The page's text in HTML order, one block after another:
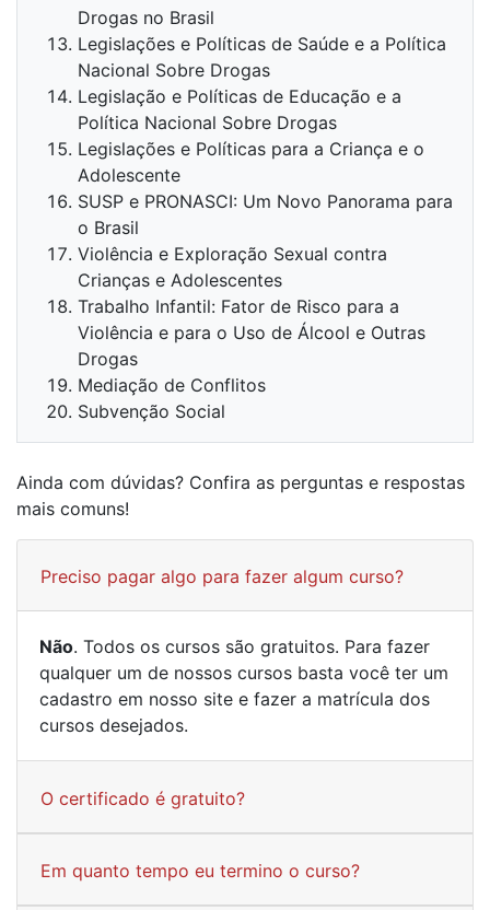
Drogas no Brasil
Legislações e Políticas de Saúde e a Política
Nacional Sobre Drogas
Legislação e Políticas de Educação e a
Política Nacional Sobre Drogas
Legislações e Políticas para a Criança e o
Adolescente
SUSP e PRONASCI: Um Novo Panorama para
o Brasil
Violência e Exploração Sexual contra
Crianças e Adolescentes
Trabalho Infantil: Fator de Risco para a
Violência e para o Uso de Álcool e Outras
Drogas
Mediação de Conflitos
Subvenção Social
Ainda com dúvidas? Confira as perguntas e respostas
mais comuns!
Preciso pagar algo para fazer algum curso?
Não. Todos os cursos são gratuitos. Para fazer
qualquer um de nossos cursos basta você ter um
cadastro em nosso site e fazer a matrícula dos
cursos desejados.
O certificado é gratuito?
Em quanto tempo eu termino o curso?